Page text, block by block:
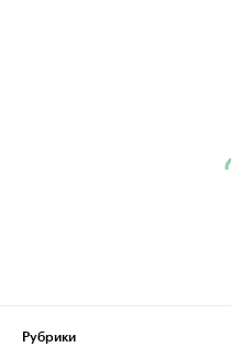
Рубрики